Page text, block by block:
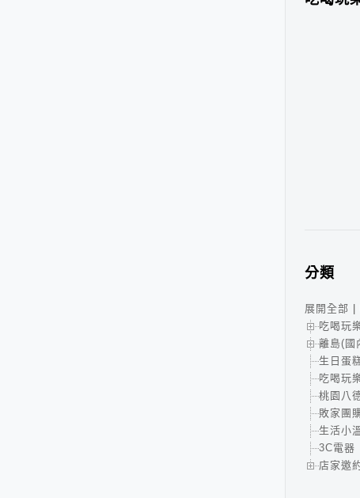
分類
展開全部
吃喝玩
離島(國
生日蛋
吃喝玩
桃園八
敗家團
生活小
3C電器
店家邀